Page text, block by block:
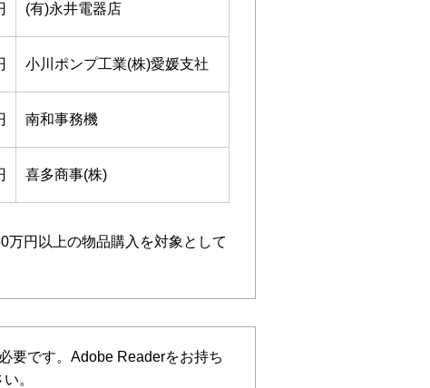
(有)永井電器店
小川ポンプ工業(株)愛媛支社
南和事務機
喜多商事(株)
万円以上の物品購入を対象として
要です。Adobe Readerをお持ち
。